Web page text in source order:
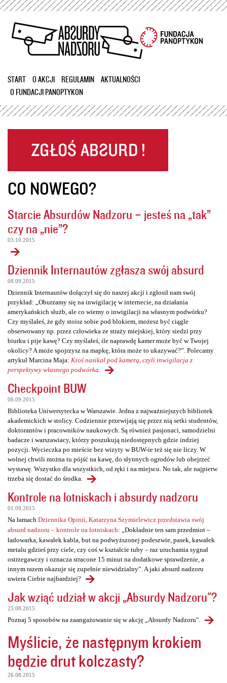
Przejdź
treści
START O AKCJI REGULAMIN
AKTUALNOŚCI
O FUNDACJI PANOPTYKON
CO NOWEGO?
Starcie Absurdów Nadzoru – jesteś na „tak”
czy na „nie”?
03.10.2015
Dziennik Internautów zgłasza swój absurd
08.09.2015
Dziennik Internautów dołączył się do naszej akcji i zgłosił nam swój
przykład: „Oburzamy się na inwigilację w internecie, na działania
amerykańskich służb, ale co wiemy o inwigilacji na własnym podwórku?
Czy myślałeś, że gdy stoisz sobie pod blokiem, możesz być ciągle
obserwowany np. przez człowieka ze straży miejskiej, który siedzi przy
biurku i pije kawę? Czy myślałeś, ile naprawdę kamer może być w Twojej
okolicy? A może spojrzysz na mapkę, która może to ukazywać?”. Polecamy
artykuł Marcina Maja: Ktoś nasikał pod kamerą, czyli inwigilacja z
perspektywy własnego podwórka
Checkpoint BUW
08.09.2015
Biblioteka Uniwersytecka w Warszawie. Jedna z najważniejszych bibliotek
akademickich w stolicy. Codziennie przewijają się przez nią setki studentów,
doktorantów i pracowników naukowych. Są również pasjonaci, samodzielni
badacze i warszawiacy, którzy poszukują niedostępnych gdzie indziej
pozycji. Wycieczka po mieście bez wizyty w BUW-ie też się nie liczy. W
wolnej chwili można tu pójść na kawę, do słynnych ogrodów lub obejrzeć
wystawę. Wszystko dla wszystkich, od ręki i na miejscu. No tak, ale najpierw
trzeba się dostać do środka.
Kontrole na lotniskach i absurdy nadzoru
01.09.2015
Na łamach Dziennika Opinii, Katarzyna Szymielewicz przedstawia swój
absurd nadzoru – kontrole na lotniskach: „Dokładnie ten sam przedmiot –
ładowarka, kawałek kabla, but na podwyższonej podeszwie, pasek, kawałek
metalu gdzieś przy ciele, czy coś w kształcie tuby – raz uruchamia sygnał
ostrzegawczy i oznacza stracone 15 minut na dodatkowe sprawdzenie, a
innym razem okazuje się zupełnie niewidzialny”. A jaki absurd nadzoru
uwiera Ciebie najbardziej?
Jak wziąć udział w akcji „Absurdy Nadzoru"?
25.08.2015
Poznaj 5 sposobów na zaangażowanie się w akcję „Absurdy Nadzoru".
Myślicie, że następnym krokiem
będzie drut kolczasty?
26.08.2015